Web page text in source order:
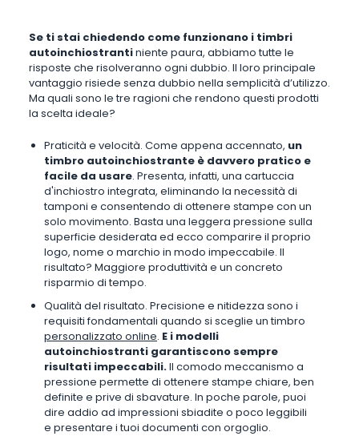
Se ti stai chiedendo come funzionano i timbri
autoinchiostrantiniente paura, abbiamo tutte le
risposte che risolveranno ogni dubbio. Il loro principale
vantaggio risiede senza dubbio nella semplicità d’utilizzo.
Ma quali sono le tre ragioni che rendono questi prodotti
la scelta ideale?
Praticità e velocità. Come appena accennato, un
timbro autoinchiostrante è davvero pratico e
facile da usare. Presenta, infatti, una cartuccia
d'inchiostro integrata, eliminando la necessità di
tamponi e consentendo di ottenere stampe con un
solo movimento. Basta una leggera pressione sulla
superficie desiderata ed ecco comparire il proprio
logo, nome o marchio in modo impeccabile. Il
risultato? Maggiore produttività e un concreto
risparmio di tempo.
Qualità del risultato. Precisione e nitidezza sono i
requisiti fondamentali quando si sceglie un timbro
personalizzato online. E i modelli
autoinchiostranti garantiscono sempre
risultati impeccabili.Il comodo meccanismo a
pressione permette di ottenere stampe chiare, ben
definite e prive di sbavature. In poche parole, puoi
dire addio ad impressioni sbiadite o poco leggibili
e presentare i tuoi documenti con orgoglio.